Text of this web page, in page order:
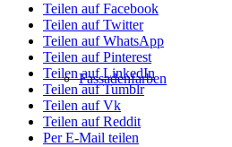
Fassadenfarben
Teilen auf Facebook
Teilen auf Twitter
Teilen auf WhatsApp
Teilen auf Pinterest
Teilen auf LinkedIn
Teilen auf Tumblr
Teilen auf Vk
Teilen auf Reddit
Per E-Mail teilen